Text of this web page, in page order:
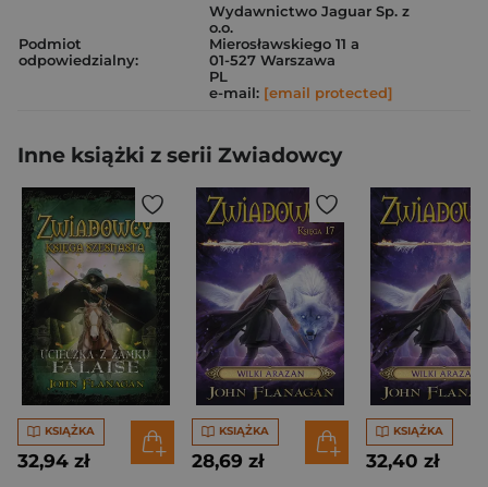
Podmiot
odpowiedzialny:
Wydawnictwo Jaguar Sp. z
o.o.
Mierosławskiego 11 a
01-527 Warszawa
PL
e-mail: [email protected]
Inne książki z serii Zwiadowcy
KSIĄŻKA
32,94 zł
KSIĄŻKA
28,69 zł
KSIĄŻKA
32,40 zł